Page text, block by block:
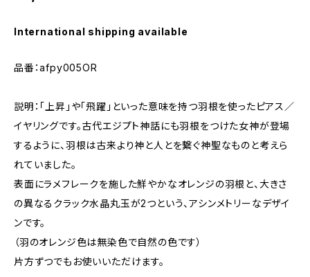
International shipping available
品番：afpy005OR
説明：「上昇」や「飛躍」といった意味を持つ羽根を使ったピアス／
イヤリングです。古代エジプト神話にも羽根をつけた女神が登場
するように、羽根は古来より神と人とを繋ぐ神聖なものと考えら
れていました。
表面にラメフレークを施した鮮やかなオレンジの羽根と、大きさ
の異なるクラック水晶丸玉が2つという、アシンメトリーなデザイ
ンです。
（羽のオレンジ色は無染色で自然の色です）
片方ずつでもお使いいただけます。